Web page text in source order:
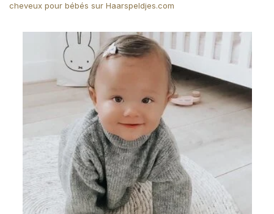
cheveux pour bébés sur Haarspeldjes.com